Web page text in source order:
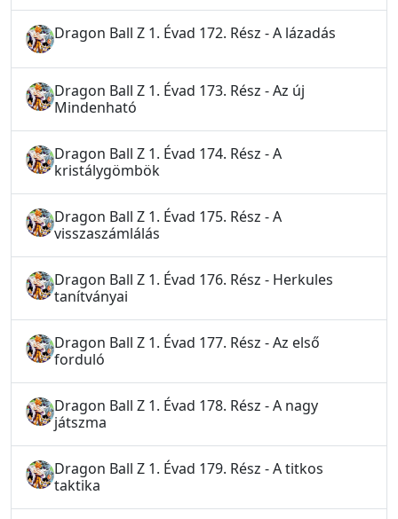
Dragon Ball Z 1. Évad 172. Rész - A lázadás
Dragon Ball Z 1. Évad 173. Rész - Az új
Mindenható
Dragon Ball Z 1. Évad 174. Rész - A
kristálygömbök
Dragon Ball Z 1. Évad 175. Rész - A
visszaszámlálás
Dragon Ball Z 1. Évad 176. Rész - Herkules
tanítványai
Dragon Ball Z 1. Évad 177. Rész - Az első
forduló
Dragon Ball Z 1. Évad 178. Rész - A nagy
játszma
Dragon Ball Z 1. Évad 179. Rész - A titkos
taktika